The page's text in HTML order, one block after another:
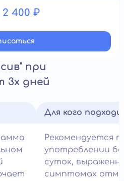
400 ₽
при
3х дней
Для кого
Рекомендуется
употреблении
суток,
симптомах